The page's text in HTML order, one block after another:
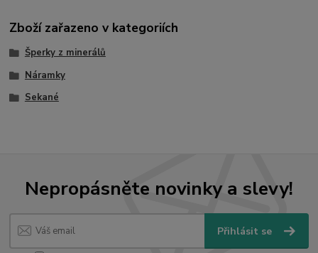
Zboží zařazeno v kategoriích
Šperky z minerálů
Náramky
Sekané
Nepropásněte novinky a slevy!
Přihlásit se